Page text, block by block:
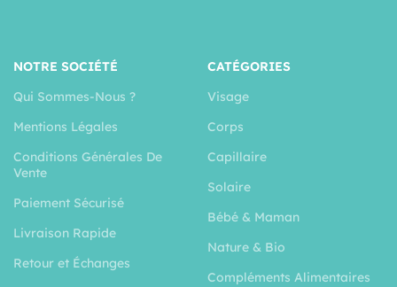
NOTRE SOCIÉTÉ
Qui Sommes-Nous ?
Mentions Légales
Conditions Générales De
Vente
Paiement Sécurisé
Livraison Rapide
Retour et Échanges
CATÉGORIES
Visage
Corps
Capillaire
Solaire
Bébé & Maman
Nature & Bio
Compléments Alimentaires